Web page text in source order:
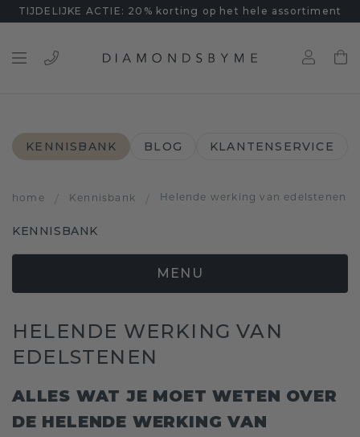
TIJDELIJKE ACTIE: 20% korting op het hele assortiment
KENNISBANK BLOG KLANTENSERVICE
home / Kennisbank / Helende werking van edelstenen
KENNISBANK
MENU
HELENDE WERKING VAN
EDELSTENEN
ALLES WAT JE MOET WETEN OVER
DE HELENDE WERKING VAN